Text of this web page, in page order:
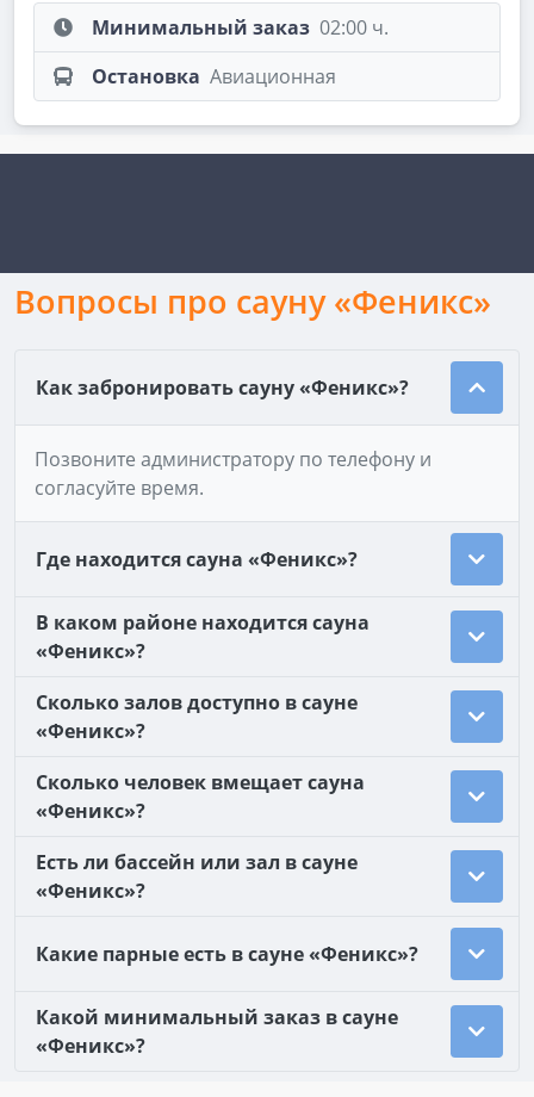
Минимальный заказ 02:00 ч.
Остановка Авиационная
Вопросы про сауну «Феникс»
Как забронировать сауну «Феникс»?
Позвоните администратору по телефону и
согласуйте время.
Где находится сауна «Феникс»?
В каком районе находится сауна
«Феникс»?
Сколько залов доступно в сауне
«Феникс»?
Сколько человек вмещает сауна
«Феникс»?
Есть ли бассейн или зал в сауне
«Феникс»?
Какие парные есть в сауне «Феникс»?
Какой минимальный заказ в сауне
«Феникс»?